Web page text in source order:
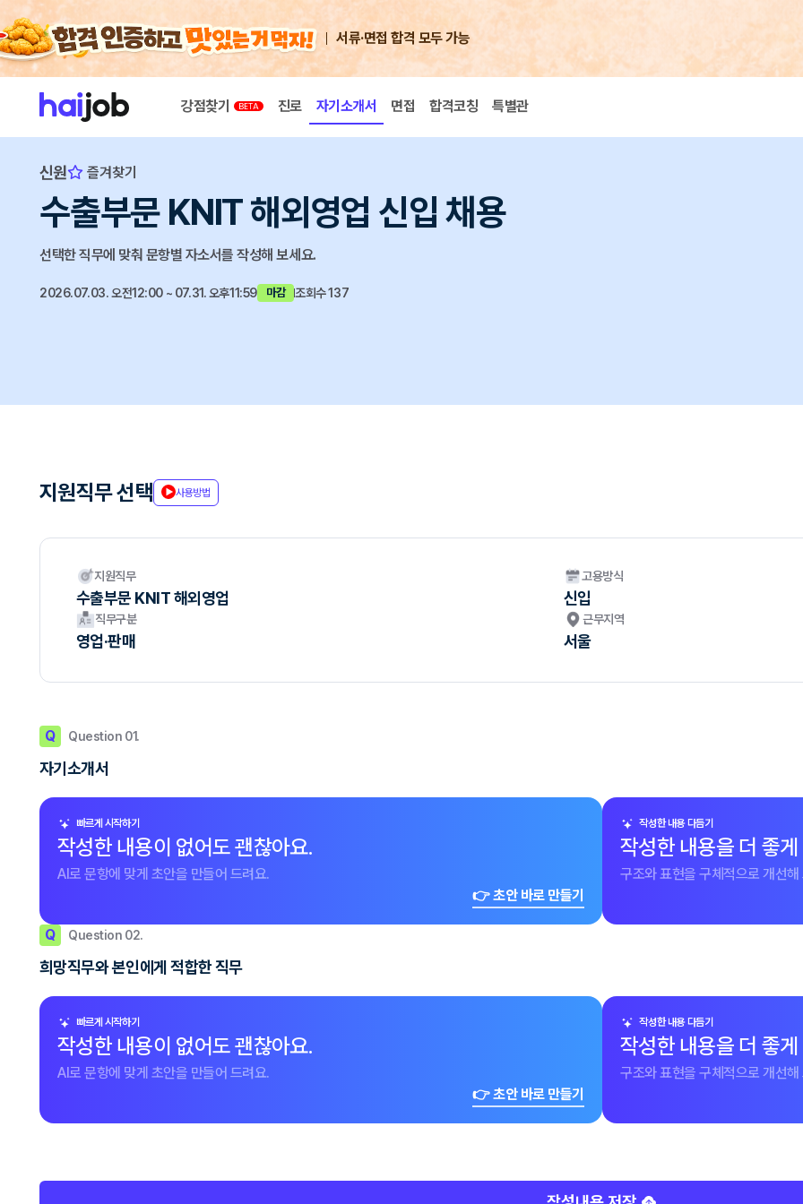
서류·면접 합격 모두 가능
강점찾기 진로 자기소개서 면접 합격코칭 특별관
신원 즐겨찾기
수출부문 KNIT 해외영업 신입 채용
선택한 직무에 맞춰 문항별 자소서를 작성해 보세요.
2026.07.03. 오전12:00 ~ 07.31. 오후11:59 마감 조회수 137
지원직무 선택 사용방법
지원직무
수출부문 KNIT 해외영업
고용방식
신입
직무구분
영업·판매
근무지역
서울
Q Question 01.
자기소개서
빠르게 시작하기
작성한 내용이 없어도 괜찮아요.
AI로 문항에 맞게 초안을 만들어 드려요.
👉 초안 바로 만들기
작성한 내용 다듬기
작성한 내용을 더 좋
구조와 표현을 구체적으로 개선해
Q Question 02.
희망직무와 본인에게 적합한 직무
빠르게 시작하기
작성한 내용이 없어도 괜찮아요.
AI로 문항에 맞게 초안을 만들어 드려요.
👉 초안 바로 만들기
작성한 내용 다듬기
작성한 내용을 더 좋
구조와 표현을 구체적으로 개선해